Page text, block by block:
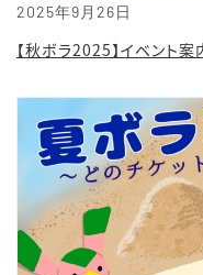
2025年9月26日
【秋ボラ2025】イベント